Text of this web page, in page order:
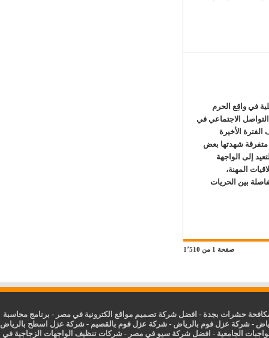
في واقِع الحرم
الاجتماعي في
الأخيرة
شهدتها بعض
إلى الواجهة
المهنة،
بين الحريات
صفحة 1 من 1٬510
حشرات بجدة - افضل شركة تصميم مواقع الكترونية في مصر - برنامج محاسبة
-شركة عزل فوم بالرياض -شركة عزل فوم بالقصيم -شركة عزل اسطح بالرياض
الجامعية - افضل شركة سيو في مصر -شركات تنظيف الواجهات الزجاجية في